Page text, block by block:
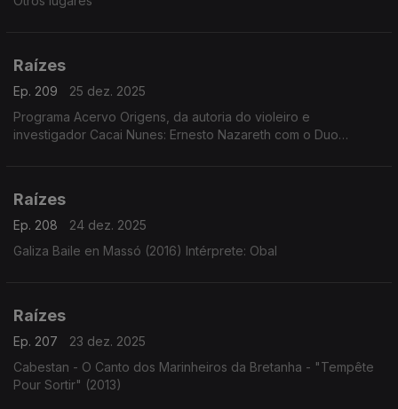
Raízes
Ep. 209
25 dez. 2025
Programa Acervo Origens, da autoria do violeiro e
investigador Cacai Nunes: Ernesto Nazareth com o Duo
Raízes
Ep. 208
24 dez. 2025
Galiza Baile en Massó (2016) Intérprete: Obal
Raízes
Ep. 207
23 dez. 2025
Cabestan - O Canto dos Marinheiros da Bretanha - "Tempête
Pour Sortir" (2013)